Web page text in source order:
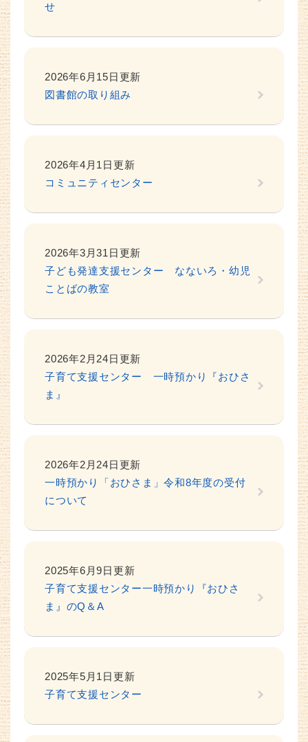
せ
2026年6月15日更新
図書館の取り組み
2026年4月1日更新
コミュニティセンター
2026年3月31日更新
子ども発達支援センター なないろ・幼児
ことばの教室
2026年2月24日更新
子育て支援センター 一時預かり『おひさ
ま』
2026年2月24日更新
一時預かり「おひさま」令和8年度の受付
について
2025年6月9日更新
子育て支援センター一時預かり『おひさ
ま』のQ＆A
2025年5月1日更新
子育て支援センター